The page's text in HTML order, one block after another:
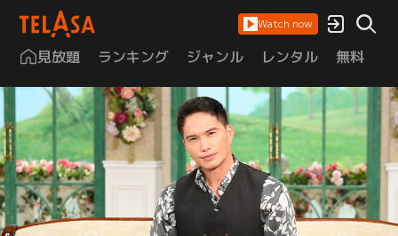
Watch now
見放題 ランキング ジャンル レンタル 無料